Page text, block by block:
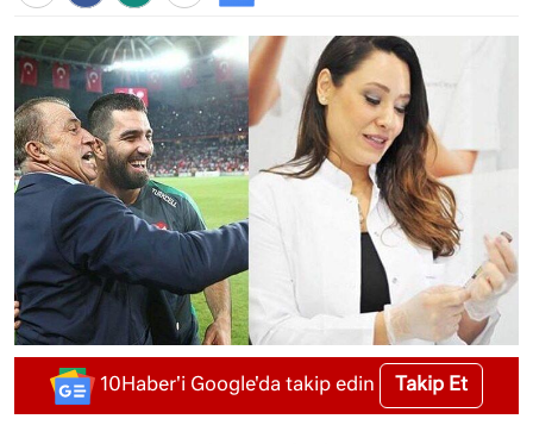
10Haber'i Google'da takip edin Takip Et